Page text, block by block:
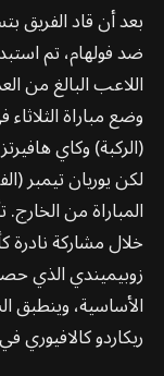
بعد أن قاد
ضد فولهام، تم
وضع مباراة الثلاثاء
(الركبة) وكاي
لكن يوريان تيمبر
المباراة من
خلال مشاركة
زوبيميندي الذي
الأساسية، وينطبق
ريكاردو كالافيوري